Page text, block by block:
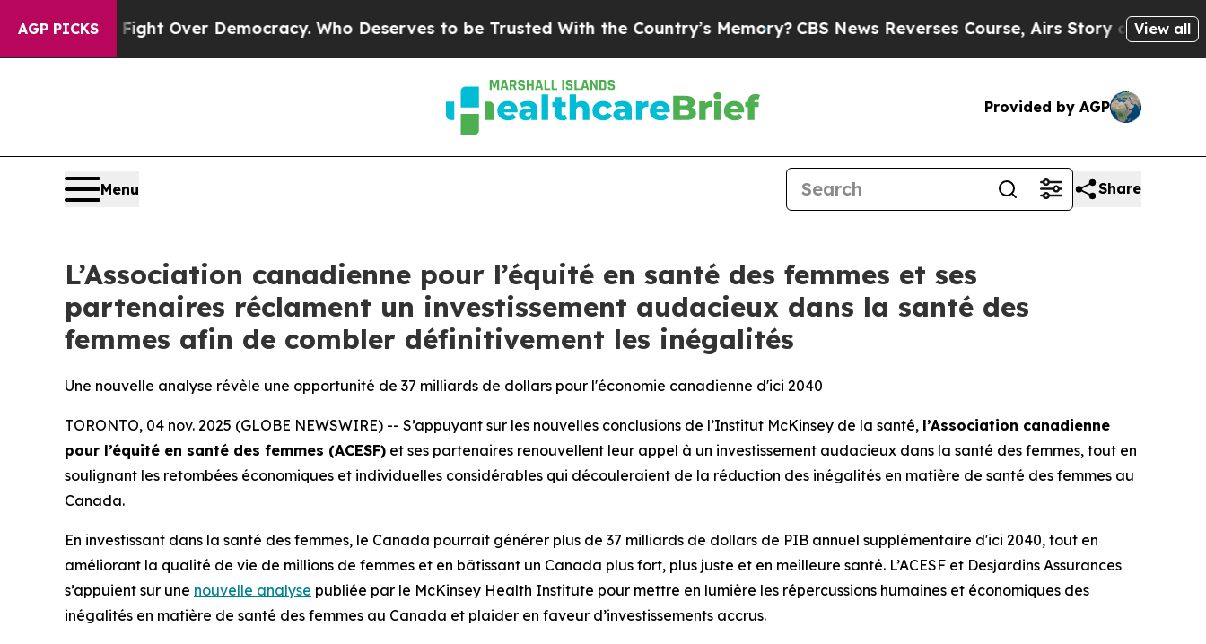
AGP PICKS
Fight Over Democracy. Who Deserves to be Trusted With the Country’s Memory?CBS News Reverses Course, Airs Story on 9/11 Families
View all
Provided by AGP
Menu Share
L’Association canadienne pour l’équité en santé des femmes et ses
partenaires réclament un investissement audacieux dans la santé des
femmes afin de combler définitivement les inégalités
Une nouvelle analyse révèle une opportunité de 37 milliards de dollars pour l'économie canadienne d'ici 2040
TORONTO, 04 nov. 2025 (GLOBE NEWSWIRE) -- S’appuyant sur les nouvelles conclusions de l’Institut McKinsey de la santé, l’Association canadienne
pour l’équité en santé des femmes (ACESF) et ses partenaires renouvellent leur appel à un investissement audacieux dans la santé des femmes, tout en
soulignant les retombées économiques et individuelles considérables qui découleraient de la réduction des inégalités en matière de santé des femmes au
Canada.
En investissant dans la santé des femmes, le Canada pourrait générer plus de 37 milliards de dollars de PIB annuel supplémentaire d'ici 2040, tout en
améliorant la qualité de vie de millions de femmes et en bâtissant un Canada plus fort, plus juste et en meilleure santé. L’ACESF et Desjardins Assurances
s’appuient sur une nouvelle analyse publiée par le McKinsey Health Institute pour mettre en lumière les répercussions humaines et économiques des
inégalités en matière de santé des femmes au Canada et plaider en faveur d’investissements accrus.